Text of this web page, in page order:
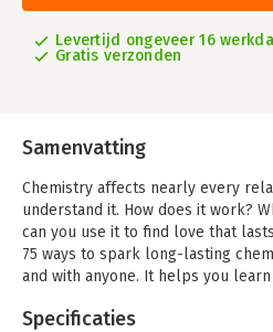
Levertijd ongeveer 16
Gratis verzonden
Samenvatting
Chemistry affects nearly every
understand it. How does it work?
can you use it to find love that
75 ways to spark long-lasting
and with anyone. It helps you
Specificaties